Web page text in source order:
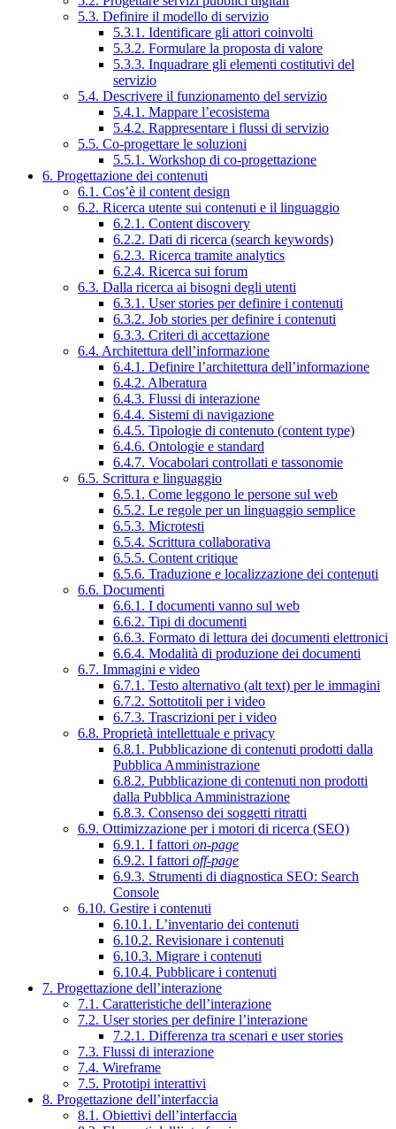
5.3. Definire il modello di servizio
5.3.1. Identificare gli attori coinvolti
5.3.2. Formulare la proposta di valore
5.3.3. Inquadrare gli elementi costitutivi del
servizio
5.4. Descrivere il funzionamento del servizio
5.4.1. Mappare l’ecosistema
5.4.2. Rappresentare i flussi di servizio
5.5. Co-progettare le soluzioni
5.5.1. Workshop di co-progettazione
6. Progettazione dei contenuti
6.1. Cos’è il content design
6.2. Ricerca utente sui contenuti e il linguaggio
6.2.1. Content discovery
6.2.2. Dati di ricerca (search keywords)
6.2.3. Ricerca tramite analytics
6.2.4. Ricerca sui forum
6.3. Dalla ricerca ai bisogni degli utenti
6.3.1. User stories per definire i contenuti
6.3.2. Job stories per definire i contenuti
6.3.3. Criteri di accettazione
6.4. Architettura dell’informazione
6.4.1. Definire l’architettura dell’informazione
6.4.2. Alberatura
6.4.3. Flussi di interazione
6.4.4. Sistemi di navigazione
6.4.5. Tipologie di contenuto (content type)
6.4.6. Ontologie e standard
6.4.7. Vocabolari controllati e tassonomie
6.5. Scrittura e linguaggio
6.5.1. Come leggono le persone sul web
6.5.2. Le regole per un linguaggio semplice
6.5.3. Microtesti
6.5.4. Scrittura collaborativa
6.5.5. Content critique
6.5.6. Traduzione e localizzazione dei contenuti
6.6. Documenti
6.6.1. I documenti vanno sul web
6.6.2. Tipi di documenti
6.6.3. Formato di lettura dei documenti elettronici
6.6.4. Modalità di produzione dei documenti
6.7. Immagini e video
6.7.1. Testo alternativo (alt text) per le immagini
6.7.2. Sottotitoli per i video
6.7.3. Trascrizioni per i video
6.8. Proprietà intellettuale e privacy
6.8.1. Pubblicazione di contenuti prodotti dalla
Pubblica Amministrazione
6.8.2. Pubblicazione di contenuti non prodotti
dalla Pubblica Amministrazione
6.8.3. Consenso dei soggetti ritratti
6.9. Ottimizzazione per i motori di ricerca (SEO)
6.9.1. I fattori on-page
6.9.2. I fattori off-page
6.9.3. Strumenti di diagnostica SEO: Search
Console
6.10. Gestire i contenuti
6.10.1. L’inventario dei contenuti
6.10.2. Revisionare i contenuti
6.10.3. Migrare i contenuti
6.10.4. Pubblicare i contenuti
7. Progettazione dell’interazione
7.1. Caratteristiche dell’interazione
7.2. User stories per definire l’interazione
7.2.1. Differenza tra scenari e user stories
7.3. Flussi di interazione
7.4. Wireframe
7.5. Prototipi interattivi
8. Progettazione dell’interfaccia
8.1. Obiettivi dell’interfaccia